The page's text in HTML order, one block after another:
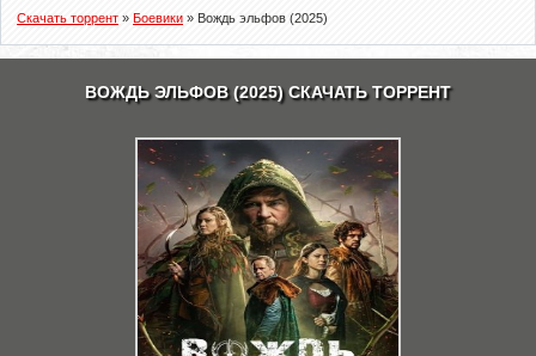
Скачать торрент » Боевики » Вождь эльфов (2025)
ВОЖДЬ ЭЛЬФОВ (2025) СКАЧАТЬ ТОРРЕНТ